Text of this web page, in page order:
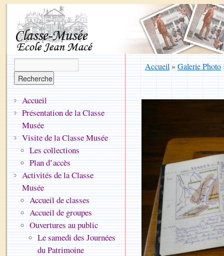
Accueil»Galerie Photo
Accueil
Présentation de la Classe
Musée
Visite de la Classe Musée
Les collections
Plan d’accès
Activités de la Classe
Musée
Accueil de classes
Accueil de groupes
Ouvertures au public
Le samedi des Journées
du Patrimoine